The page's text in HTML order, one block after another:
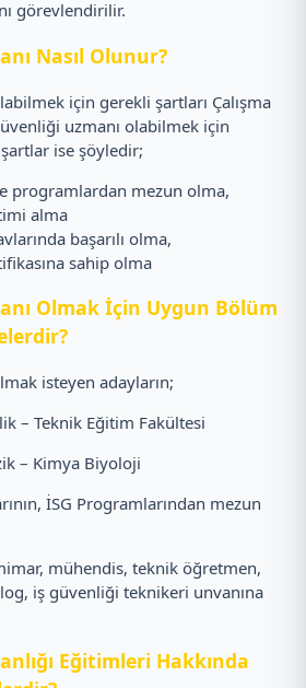
görevlendirilir.
Nasıl Olunur?
için gerekli şartları Çalışma
uzmanı olabilmek için
ise şöyledir;
programlardan mezun olma,
alma
başarılı olma,
sahip olma
Olmak İçin Uygun Bölüm
isteyen adayların;
– Teknik Eğitim Fakültesi
– Kimya Biyoloji
İSG Programlarından mezun
mühendis, teknik öğretmen,
iş güvenliği teknikeri unvanına
Eğitimleri Hakkında